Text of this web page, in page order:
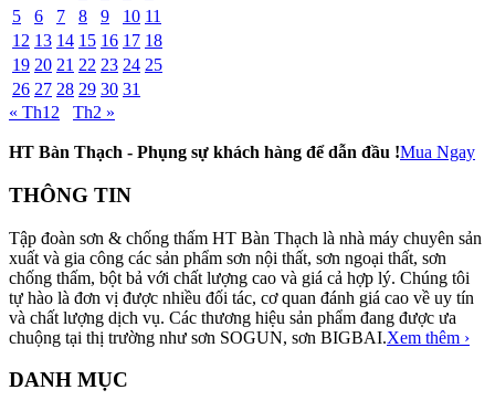
5
6 7 8 9 10 11
12 13 14 15 16 17 18
19 20 21 22 23 24 25
26 27 28 29 30 31
« Th12
Th2 »
HT Bàn Thạch - Phụng sự khách hàng để dẫn đầu !Mua Ngay
THÔNG TIN
Tập đoàn sơn & chống thấm HT Bàn Thạch là nhà máy chuyên sản
xuất và gia công các sản phẩm sơn nội thất, sơn ngoại thất, sơn
chống thấm, bột bả với chất lượng cao và giá cả hợp lý. Chúng tôi
tự hào là đơn vị được nhiều đối tác, cơ quan đánh giá cao về uy tín
và chất lượng dịch vụ. Các thương hiệu sản phẩm đang được ưa
chuộng tại thị trường như sơn SOGUN, sơn BIGBAI.Xem thêm ›
DANH MỤC